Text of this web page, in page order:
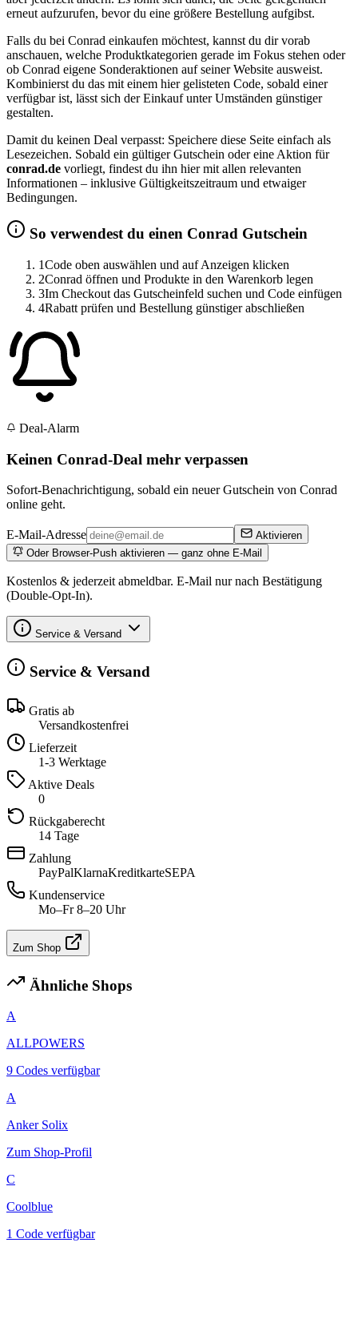
erneut aufzurufen, bevor du eine größere Bestellung aufgibst.
Falls du bei Conrad einkaufen möchtest, kannst du dir vorab
anschauen, welche Produktkategorien gerade im Fokus stehen oder
ob Conrad eigene Sonderaktionen auf seiner Website ausweist.
Kombinierst du das mit einem hier gelisteten Code, sobald einer
verfügbar ist, lässt sich der Einkauf unter Umständen günstiger
gestalten.
Damit du keinen Deal verpasst: Speichere diese Seite einfach als
Lesezeichen. Sobald ein gültiger Gutschein oder eine Aktion für
conrad.de vorliegt, findest du ihn hier mit allen relevanten
Informationen – inklusive Gültigkeitszeitraum und etwaiger
Bedingungen.
So verwendest du einen Conrad Gutschein
1Code oben auswählen und auf Anzeigen klicken
2Conrad öffnen und Produkte in den Warenkorb legen
3Im Checkout das Gutscheinfeld suchen und Code einfügen
4Rabatt prüfen und Bestellung günstiger abschließen
Deal-Alarm
Keinen Conrad-Deal mehr verpassen
Sofort-Benachrichtigung, sobald ein neuer Gutschein von Conrad
online geht.
E-Mail-Adresse
Aktivieren
Oder Browser-Push aktivieren — ganz ohne E-Mail
Kostenlos & jederzeit abmeldbar. E-Mail nur nach Bestätigung
(Double-Opt-In).
Service & Versand
Service & Versand
Gratis ab
Versandkostenfrei
Lieferzeit
1-3 Werktage
Aktive Deals
0
Rückgaberecht
14 Tage
Zahlung
PayPalKlarnaKreditkarteSEPA
Kundenservice
Mo–Fr 8–20 Uhr
Zum Shop
Ähnliche Shops
A
ALLPOWERS
9 Codes verfügbar
A
Anker Solix
Zum Shop-Profil
C
Coolblue
1 Code verfügbar